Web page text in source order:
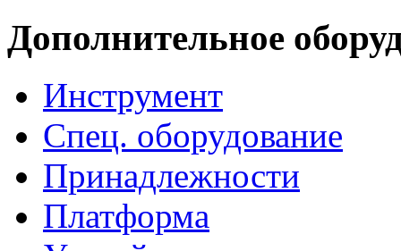
Дополнительное
Инструмент
Спец. оборудование
Принадлежности
Платформа